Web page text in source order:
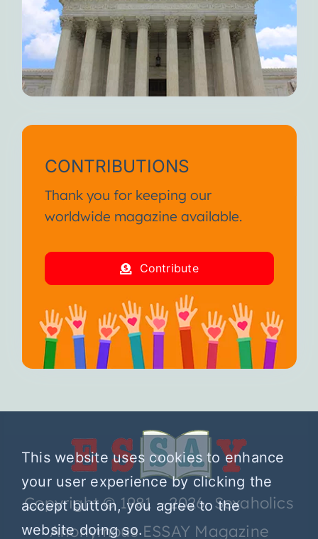
CONTRIBUTIONS
Thank you for keeping our
worldwide magazine available.
Contribute
Copyright © 1981 – 2026 Sexaholics
Anonymous ESSAY Magazine
This website uses cookies to enhance
your user experience by clicking the
accept button, you agree to the
website doing so.